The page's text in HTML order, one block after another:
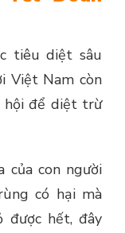
tiêu diệt sâu
Việt Nam còn
hội để diệt trừ
của con người
có hại mà
hết, đây